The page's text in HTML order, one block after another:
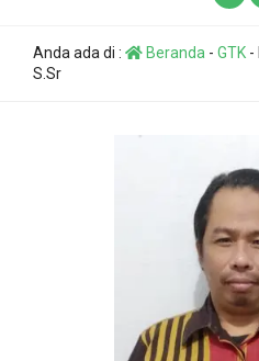
Anda ada di : Beranda - GTK -
S.Sr